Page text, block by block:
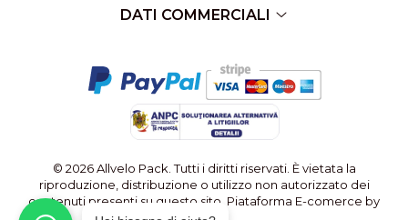
DATI COMMERCIALI
© 2026 Allvelo Pack. Tutti i diritti riservati. È vietata la
riproduzione, distribuzione o utilizzo non autorizzato dei
contenuti presenti su questo sito. Piataforma E-comerce by